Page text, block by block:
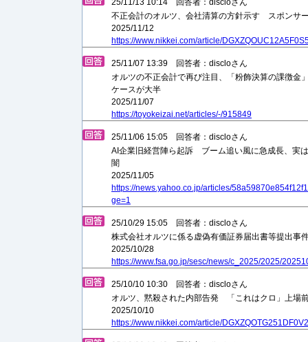
25/11/13 10:14 回答者：discloさん
不正会計のオルツ、会社清算の方針示す スポンサ
2025/11/12
https://www.nikkei.com/article/
25/11/07 13:39 回答者：discloさん
オルツの不正会計で再び注目、「粉飾決算の課徴金
ケースが大半
2025/11/07
https://toyokeizai.net/articles/-/915849
25/11/06 15:05 回答者：discloさん
AI企業旧経営陣ら起訴 ブーム追い風に急成長、実
闇
2025/11/05
https://news.yahoo.co.jp/articles/
ge=1
25/10/29 15:05 回答者：discloさん
株式会社オルツに係る虚偽有価証券届出書等提出事
2025/10/28
https://www.fsa.go.jp/sesc/news/c_2025/2025/
25/10/10 10:30 回答者：discloさん
オルツ、黙殺された内部告発 「これはクロ」上場
2025/10/10
https://www.nikkei.com/article/